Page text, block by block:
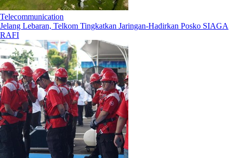
Telecommunication
Jelang Lebaran, Telkom Tingkatkan Jaringan-Hadirkan Posko SIAGA
RAFI